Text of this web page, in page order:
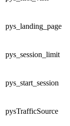
pys_landing_page
pys_session_limit
pys_start_session
pysTrafficSource